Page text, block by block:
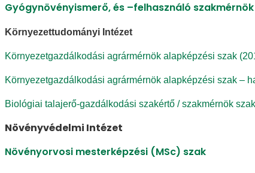
Gyógynövényismerő, és –felhasználó
Környezettudományi Intézet
Környezetgazdálkodási agrármérnök alapképzési szak
Környezetgazdálkodási agrármérnök alapképzési szak –
Biológiai talajerő-gazdálkodási szakértő / szakmérnök
Növényvédelmi Intézet
Növényorvosi mesterképzési (MSc) szak